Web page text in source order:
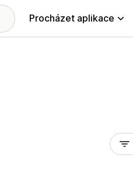
Procházet aplikace